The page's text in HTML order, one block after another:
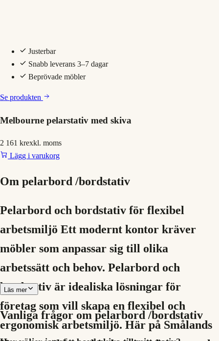
Justerbar
Snabb leverans 3–7 dagar
Beprövade möbler
Se produkten
Melbourne pelarstativ med skiva
2 161 krexkl. moms
Lägg i varukorg
Om pelarbord /bordstativ
Pelarbord och bordstativ för flexibel
arbetsmiljö Ett modernt kontor kräver
möbler som anpassar sig till olika
arbetssätt och behov. Pelarbord och
bordstativ är idealiska lösningar för
företag som vill skapa en flexibel och
ergonomisk arbetsmiljö. Här på Smålands
Läs mer
Vanliga frågor om pelarbord /bordstativ